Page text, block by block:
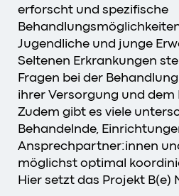
erforscht und spezifische
Jugendliche und junge
Seltenen Erkrankungen
Fragen bei der
ihrer Versorgung und dem
Zudem gibt es viele
Behandelnde,
Ansprechpartner:innen
möglichst optimal
Hier setzt das Projekt B(e)